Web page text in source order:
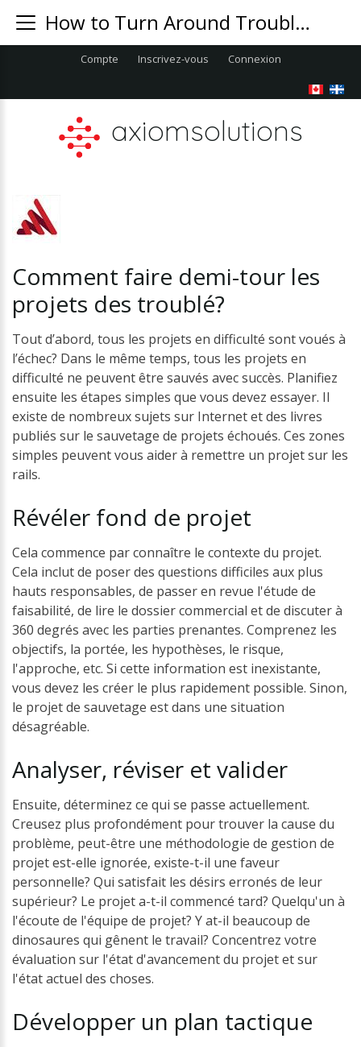
Compte Inscrivez-vous Connexion
axiomsolutions
Comment faire demi-tour les
projets des troublé?
Tout d’abord, tous les projets en difficulté sont voués à
l’échec? Dans le même temps, tous les projets en
difficulté ne peuvent être sauvés avec succès. Planifiez
ensuite les étapes simples que vous devez essayer. Il
existe de nombreux sujets sur Internet et des livres
publiés sur le sauvetage de projets échoués. Ces zones
simples peuvent vous aider à remettre un projet sur les
rails.
Révéler fond de projet
Cela commence par connaître le contexte du projet.
Cela inclut de poser des questions difficiles aux plus
hauts responsables, de passer en revue l'étude de
faisabilité, de lire le dossier commercial et de discuter à
360 degrés avec les parties prenantes. Comprenez les
objectifs, la portée, les hypothèses, le risque,
l'approche, etc. Si cette information est inexistante,
vous devez les créer le plus rapidement possible. Sinon,
le projet de sauvetage est dans une situation
désagréable.
Analyser, réviser et valider
Ensuite, déterminez ce qui se passe actuellement.
Creusez plus profondément pour trouver la cause du
problème, peut-être une méthodologie de gestion de
projet est-elle ignorée, existe-t-il une faveur
personnelle? Qui satisfait les désirs erronés de leur
supérieur? Le projet a-t-il commencé tard? Quelqu'un à
l'écoute de l'équipe de projet? Y at-il beaucoup de
dinosaures qui gênent le travail? Concentrez votre
évaluation sur l'état d'avancement du projet et sur
l'état actuel des choses.
Développer un plan tactique
How to Turn Around Troubled Projects